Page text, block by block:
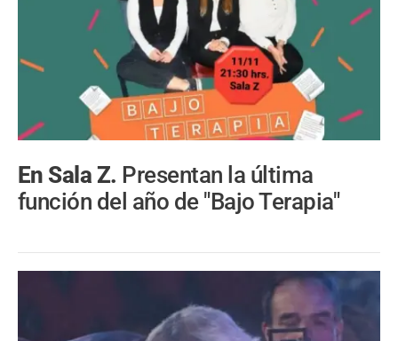
En Sala Z. Presentan la última
función del año de "Bajo Terapia"